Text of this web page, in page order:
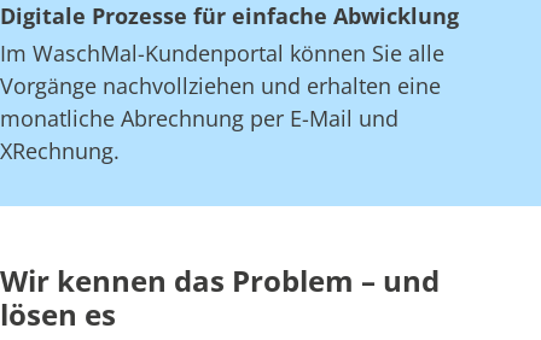
Digitale Prozesse für einfache Abwicklung
Im WaschMal-Kundenportal können Sie alle
Vorgänge nachvollziehen und erhalten eine
monatliche Abrechnung per E-Mail und
XRechnung.
Wir kennen das Problem – und
lösen es